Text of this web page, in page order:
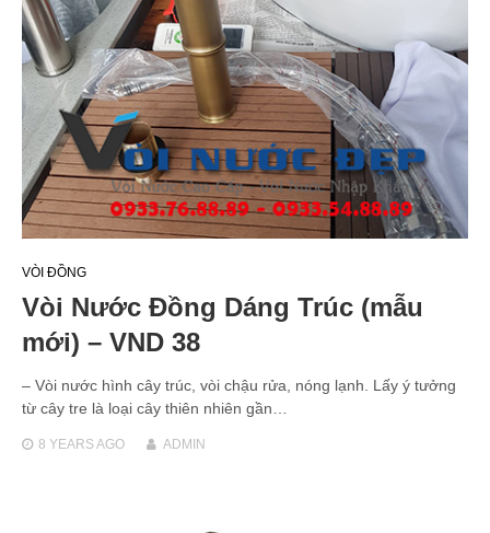
VÒI ĐỒNG
Vòi Nước Đồng Dáng Trúc (mẫu
mới) – VND 38
– Vòi nước hình cây trúc, vòi chậu rửa, nóng lạnh. Lấy ý tưởng
từ cây tre là loại cây thiên nhiên gần…
8 YEARSAGO ADMIN